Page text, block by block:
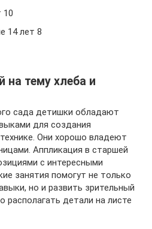
10
14 лет 8
на тему хлеба и
сада детишки обладают
для создания
Они хорошо владеют
Аппликация в старшей
с интересными
занятия помогут не только
но и развить зрительный
располагать детали на листе